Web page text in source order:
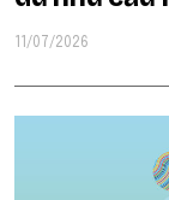
11/07/2026